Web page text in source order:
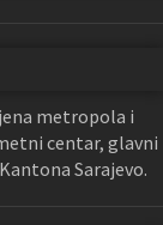
metropola i
centar, glavni
Sarajevo.